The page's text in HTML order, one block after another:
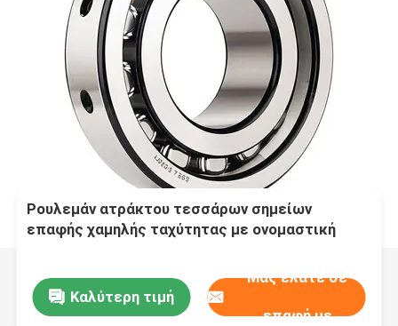
Ρουλεμάν ατράκτου τεσσάρων σημείων
επαφής χαμηλής ταχύτητας με ονομαστική
Καλύτερη τιμή
Μας ελάτε σε
επαφή με